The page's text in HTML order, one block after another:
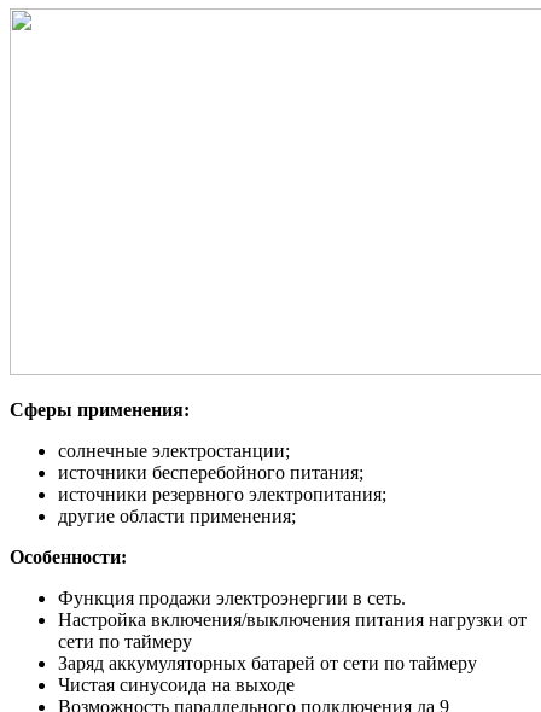
Сферы применения:
солнечные электростанции;
источники бесперебойного питания;
источники резервного электропитания;
другие области применения;
Особенности:
Функция продажи электроэнергии в сеть.
Настройка включения/выключения питания нагрузки от
сети по таймеру
Заряд аккумуляторных батарей от сети по таймеру
Чистая синусоида на выходе
Возможность параллельного подключения да 9